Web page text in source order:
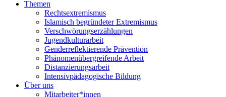
Themen
Rechtsextremismus
Islamisch begründeter Extremismus
Verschwörungs­erzählungen
Jugendkulturarbeit
Genderreflektierende Prävention
Phänomenüber­greifende Arbeit
Distanzierungsarbeit
Intensivpädagogische Bildung
Über uns
Mitarbeiter*innen